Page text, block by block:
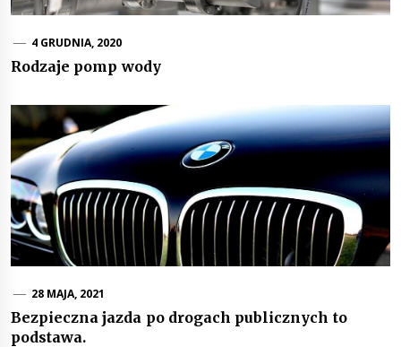
4 GRUDNIA, 2020
Rodzaje pomp wody
28 MAJA, 2021
Bezpieczna jazda po drogach publicznych to
podstawa.